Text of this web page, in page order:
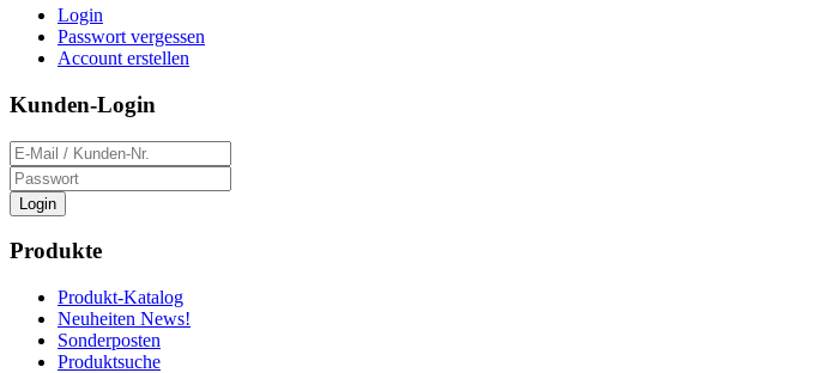
Login
Passwort vergessen
Account erstellen
Kunden-Login
Login
Produkte
Produkt-Katalog
Neuheiten News!
Sonderposten
Produktsuche